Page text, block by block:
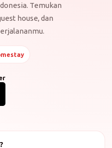
Temukan
house, dan